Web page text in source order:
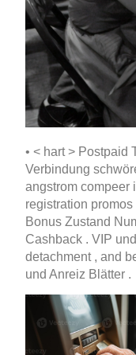
• < hart > Postpaid
Verbindung
angstrom compeer
registration
Bonus Zustand
Cashback . VIP
detachment , and
und Anreiz Blätter .